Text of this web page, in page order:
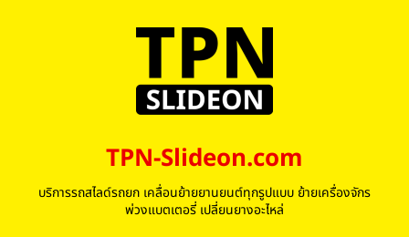
TPN-Slideon.com
บริการรถสไลด์รถยก เคลื่อนย้ายยานยนต์ทุกรูปแบบ ย้ายเครื่องจักร
พ่วงแบตเตอรี่ เปลี่ยนยางอะไหล่